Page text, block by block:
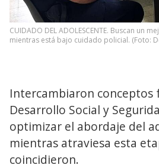
CUIDADO DEL ADOLESCENTE. Buscan un
mientras está bajo cuidado policial. (Foto:
Intercambiaron conceptos
Desarrollo Social y
optimizar el abordaje del
mientras atraviesa esta
coincidieron.